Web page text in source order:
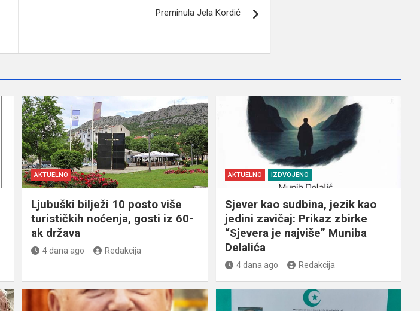
Preminula Jela Kordić
AKTUELNO
Ljubuški bilježi 10 posto više
turističkih noćenja, gosti iz 60-
ak država
4 dana ago Redakcija
AKTUELNO IZDVOJENO
Sjever kao sudbina, jezik kao
jedini zavičaj: Prikaz zbirke
“Sjevera je najviše” Muniba
Delalića
4 dana ago Redakcija